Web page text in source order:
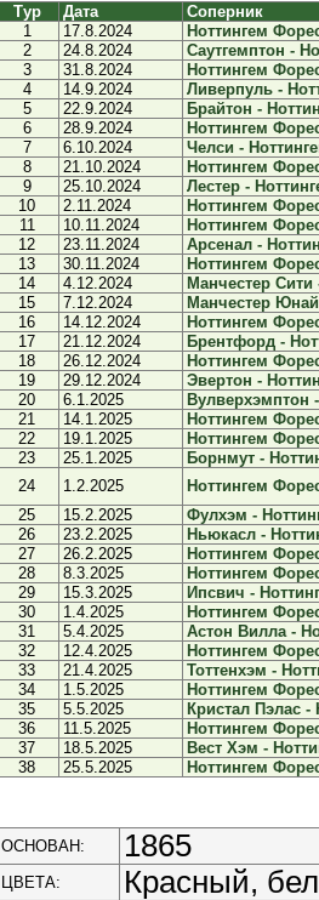
Тур Дата
Соперник
1
17.8.2024
Ноттингем
2
24.8.2024
Саутгемптон -
3
31.8.2024
Ноттингем
4
14.9.2024
Ливерпуль -
5
22.9.2024
Брайтон -
6
28.9.2024
Ноттингем
7
6.10.2024
Челси -
8
21.10.2024
Ноттингем
9
25.10.2024
Лестер -
10
2.11.2024
Ноттингем
11
10.11.2024
Ноттингем
12
23.11.2024
Арсенал -
13
30.11.2024
Ноттингем
14
4.12.2024
Манчестер Сити
15
7.12.2024
Манчестер
16
14.12.2024
Ноттингем
17
21.12.2024
Брентфорд -
18
26.12.2024
Ноттингем
19
29.12.2024
Эвертон -
20
6.1.2025
Вулверхэмптон
21
14.1.2025
Ноттингем
22
19.1.2025
Ноттингем
23
25.1.2025
Борнмут -
24
1.2.2025
Ноттингем
25
15.2.2025
Фулхэм -
26
23.2.2025
Ньюкасл -
27
26.2.2025
Ноттингем
28
8.3.2025
Ноттингем
29
15.3.2025
Ипсвич -
30
1.4.2025
Ноттингем
31
5.4.2025
Астон Вилла -
32
12.4.2025
Ноттингем
33
21.4.2025
Тоттенхэм -
34
1.5.2025
Ноттингем
35
5.5.2025
Кристал Пэлас -
36
11.5.2025
Ноттингем
37
18.5.2025
Вест Хэм -
38
25.5.2025 Ноттингем
ОСНОВАН: 1865
ЦВЕТА: Красный,